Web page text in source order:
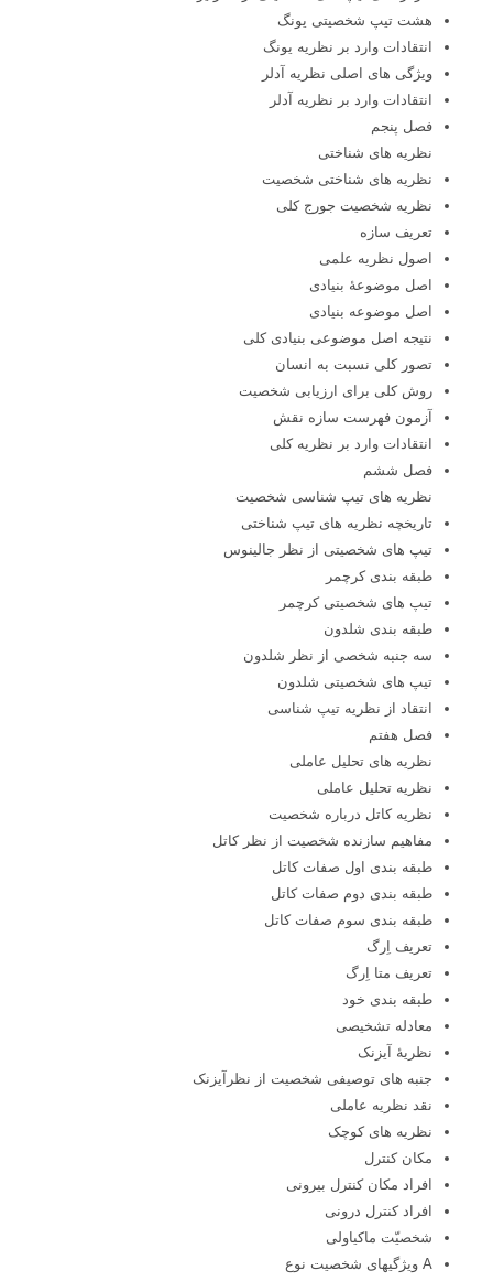
هشت تیپ شخصیتی یونگ
انتقادات وارد بر نظریه یونگ
ویژگی های اصلی نظریه آدلر
انتقادات وارد بر نظریه آدلر
فصل پنجم
نظریه های شناختی
نظریه های شناختی شخصیت
نظریه شخصیت جورج کلی
تعریف سازه
اصول نظریه علمی
اصل موضوعۀ بنیادی
اصل موضوعه بنیادی
نتیجه اصل موضوعی بنیادی کلی
تصور کلی نسبت به انسان
روش کلی برای ارزیابی شخصیت
آزمون فهرست سازه نقش
انتقادات وارد بر نظریه کلی
فصل ششم
نظریه های تیپ شناسی شخصیت
تاریخچه نظریه های تیپ شناختی
تیپ های شخصیتی از نظر جالینوس
طبقه بندی کرچمر
تیپ های شخصیتی کرچمر
طبقه بندی شلدون
سه جنبه شخصی از نظر شلدون
تیپ های شخصیتی شلدون
انتقاد از نظریه تیپ شناسی
فصل هفتم
نظریه های تحلیل عاملی
نظریه تحلیل عاملی
نظریه کاتل درباره شخصیت
مفاهیم سازنده شخصیت از نظر کاتل
طبقه بندی اول صفات کاتل
طبقه بندی دوم صفات کاتل
طبقه بندی سوم صفات کاتل
تعریف اِرگ
تعریف متا اِرگ
طبقه بندی خود
معادله تشخیصی
نظریۀ آیزنک
جنبه های توصیفی شخصیت از نظرآیزنک
نقد نظریه عاملی
نظریه های کوچک
مکان کنترل
افراد مکان کنترل بیرونی
افراد کنترل درونی
شخصیّت ماکیاولی
A ویژگیهای شخصیت نوع